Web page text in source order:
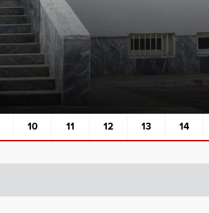
10 11 12 13 14